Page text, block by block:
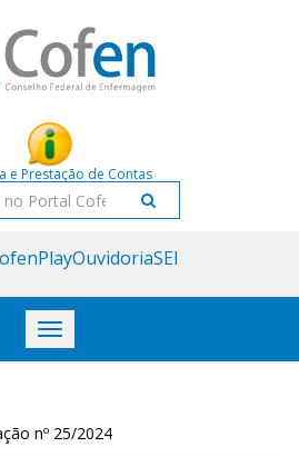
e Prestação de Contas
OuvidoriaSEI
Toggle
navigation
nº 25/2024